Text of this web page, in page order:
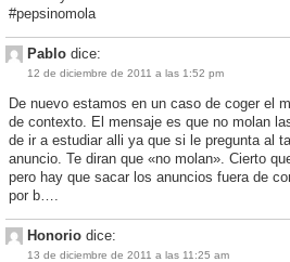
#pepsinomola
Pablo dice:
12 de diciembre de 2011 a las 1:52 pm
De nuevo estamos en un caso de coger el
de contexto. El mensaje es que no molan
de ir a estudiar alli ya que si le pregunta al
anuncio. Te diran que «no molan». Cierto
pero hay que sacar los anuncios fuera de
por b….
Honorio dice:
13 de diciembre de 2011 a las 11:25 am